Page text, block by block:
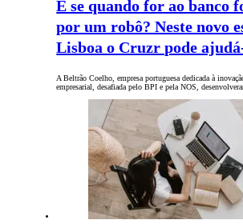
E se quando for ao banco
por um robô? Neste novo
Lisboa o Cruzr pode
A Beltrão Coelho, empresa portuguesa dedicada à
empresarial, desafiada pelo BPI e pela NOS,